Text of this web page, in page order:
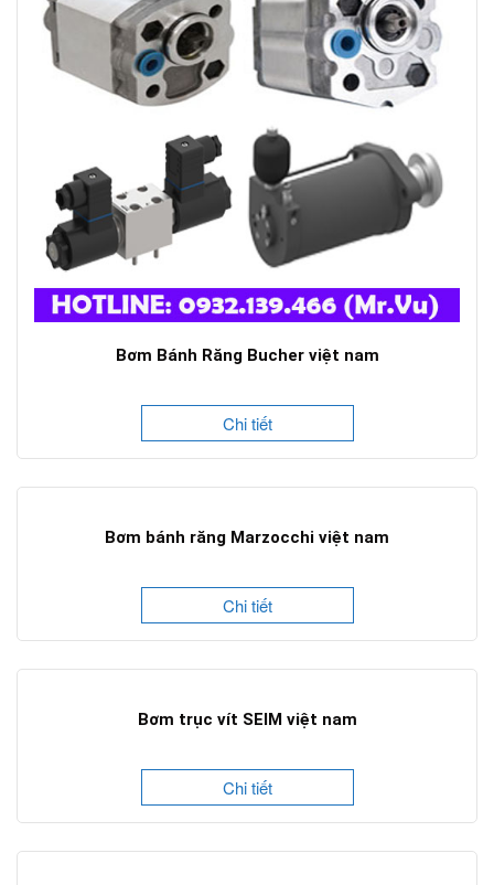
Bơm Bánh Răng Bucher việt nam
Chi tiết
Bơm bánh răng Marzocchi việt nam
Chi tiết
Bơm trục vít SEIM việt nam
Chi tiết